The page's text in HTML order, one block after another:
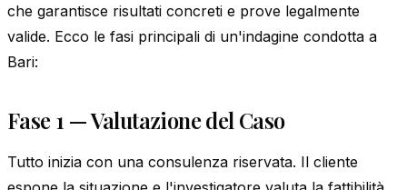
che garantisce risultati concreti e prove legalmente
valide. Ecco le fasi principali di un'indagine condotta a
Bari:
Fase 1 — Valutazione del Caso
Tutto inizia con una consulenza riservata. Il cliente